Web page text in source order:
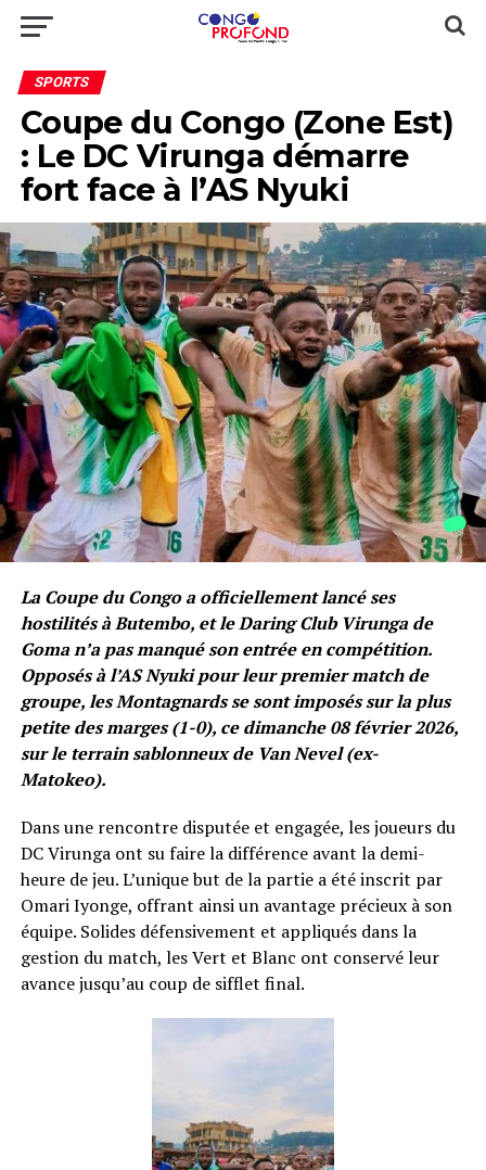
SPORTS
Coupe du Congo (Zone Est)
: Le DC Virunga démarre
fort face à l’AS Nyuki
La Coupe du Congo a officiellement lancé ses
hostilités à Butembo, et le Daring Club Virunga de
Goma n’a pas manqué son entrée en compétition.
Opposés à l’AS Nyuki pour leur premier match de
groupe, les Montagnards se sont imposés sur la plus
petite des marges (1-0), ce dimanche 08 février 2026,
sur le terrain sablonneux de Van Nevel (ex-
Matokeo).
Dans une rencontre disputée et engagée, les joueurs du
DC Virunga ont su faire la différence avant la demi-
heure de jeu. L’unique but de la partie a été inscrit par
Omari Iyonge, offrant ainsi un avantage précieux à son
équipe. Solides défensivement et appliqués dans la
gestion du match, les Vert et Blanc ont conservé leur
avance jusqu’au coup de sifflet final.